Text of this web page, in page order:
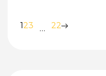
123 … 22